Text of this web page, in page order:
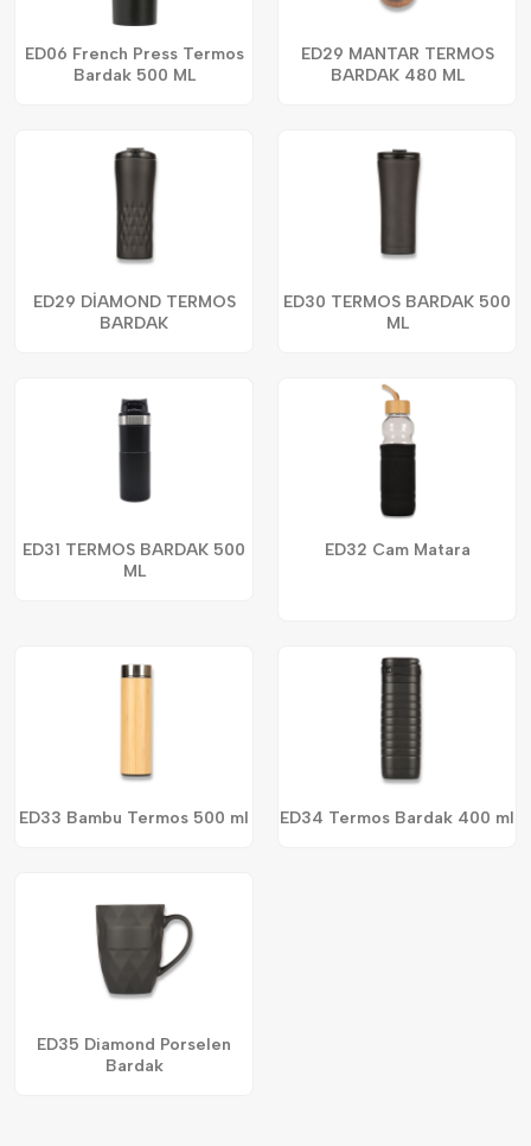
ED06 French Press Termos
Bardak 500 ML
ED29 MANTAR TERMOS
BARDAK 480 ML
ED29 DİAMOND TERMOS
BARDAK
ED30 TERMOS BARDAK 500
ML
ED31 TERMOS BARDAK 500
ML
ED32 Cam Matara
ED33 Bambu Termos 500 ml ED34 Termos Bardak 400 ml
ED35 Diamond Porselen
Bardak